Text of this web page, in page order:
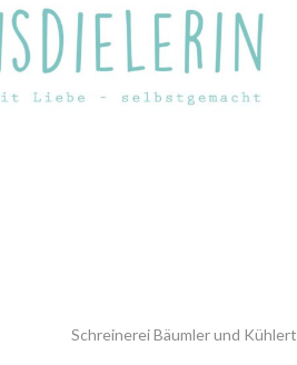
Schreinerei Bäumler und Kühlert